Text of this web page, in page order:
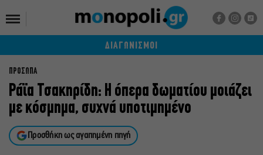
ΔΙΑΓΩΝΙΣΜΟΙ
ΠΡΟΣΩΠΑ
Ράϊα Τσακηρίδη: H όπερα δωματίου μοιάζει
με κόσμημα, συχνά υποτιμημένο
Προσθήκη ως αγαπημένη πηγή